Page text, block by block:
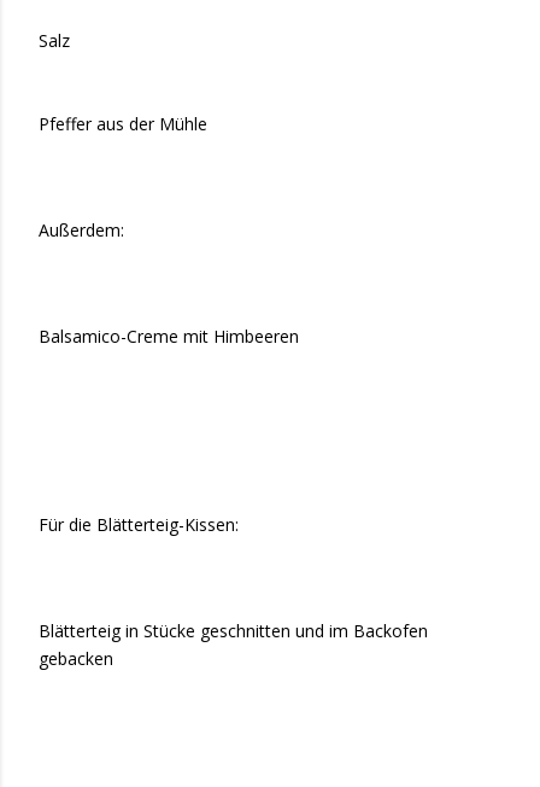
Salz
Pfeffer aus der Mühle
Außerdem:
Balsamico-Creme mit Himbeeren
Für die Blätterteig-Kissen:
Blätterteig in Stücke geschnitten und im Backofen
gebacken